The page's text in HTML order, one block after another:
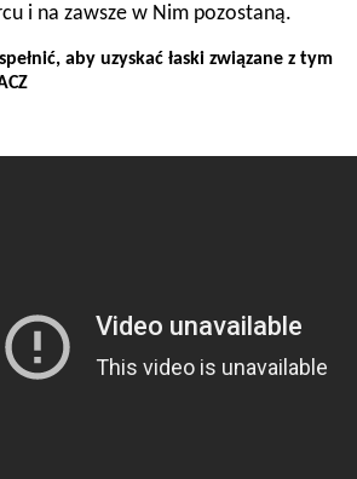
i na zawsze w Nim pozostaną.
aby uzyskać łaski związane z tym